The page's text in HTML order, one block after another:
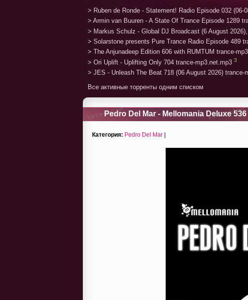
> Ruben de Ronde - Statement! Radio Episode 032 (06-
> Armin van Buuren - A State Of Trance Episode 1289
> Markus Schulz - Global DJ Broadcast (6 August
> Solarstone presents Pure Trance Radio Episode 489
> The Anjunadeep Edition 606 with RUMTUM trance-
> Ori Uplift - Uplifting Only 704 trance-mp3.net.mp3 3
> JES - Unleash The Beat 718 (06 August 2026) trance-
Все активные торренты одним списком
Pedro Del Mar - Mellomania Deluxe 536
Категория: Pedro Del Mar |